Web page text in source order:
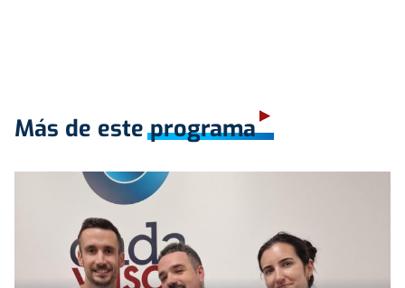
Más de este programa